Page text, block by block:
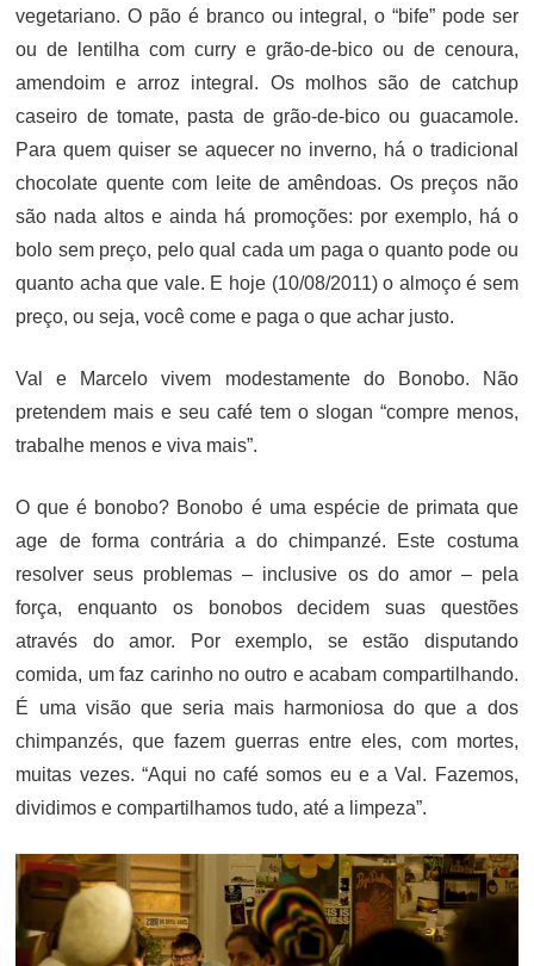
vegetariano. O pão é branco ou integral, o “bife” pode ser
ou de lentilha com curry e grão-de-bico ou de cenoura,
amendoim e arroz integral. Os molhos são de catchup
caseiro de tomate, pasta de grão-de-bico ou guacamole.
Para quem quiser se aquecer no inverno, há o tradicional
chocolate quente com leite de amêndoas. Os preços não
são nada altos e ainda há promoções: por exemplo, há o
bolo sem preço, pelo qual cada um paga o quanto pode ou
quanto acha que vale. E hoje (10/08/2011) o almoço é sem
preço, ou seja, você come e paga o que achar justo.
Val e Marcelo vivem modestamente do Bonobo. Não
pretendem mais e seu café tem o slogan “compre menos,
trabalhe menos e viva mais”.
O que é bonobo? Bonobo é uma espécie de primata que
age de forma contrária a do chimpanzé. Este costuma
resolver seus problemas – inclusive os do amor – pela
força, enquanto os bonobos decidem suas questões
através do amor. Por exemplo, se estão disputando
comida, um faz carinho no outro e acabam compartilhando.
É uma visão que seria mais harmoniosa do que a dos
chimpanzés, que fazem guerras entre eles, com mortes,
muitas vezes. “Aqui no café somos eu e a Val. Fazemos,
dividimos e compartilhamos tudo, até a limpeza”.